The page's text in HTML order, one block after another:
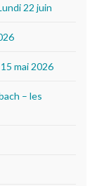
22 juin
mai 2026
– les